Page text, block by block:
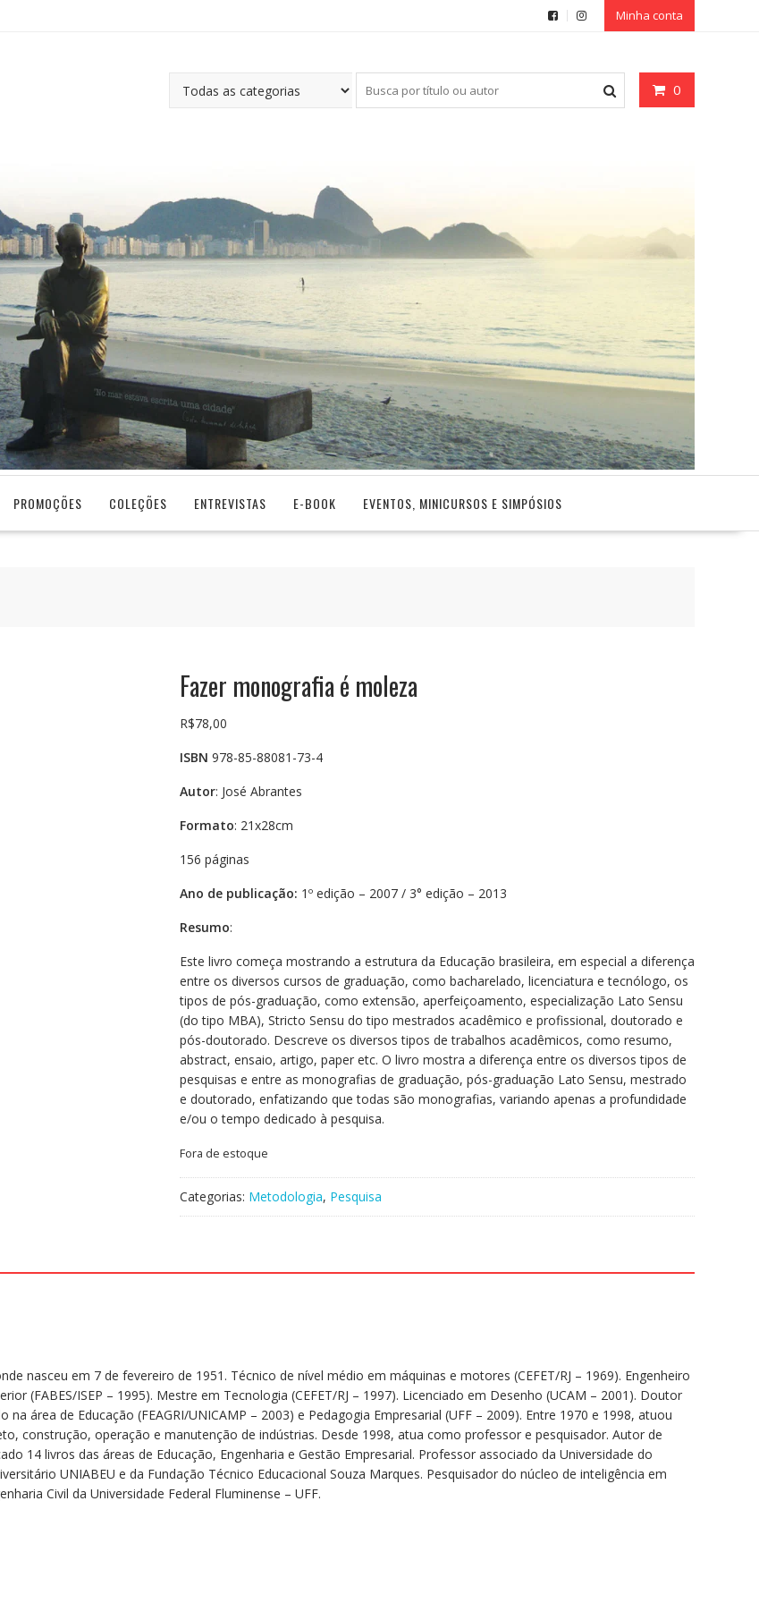
Minha conta
0
PROMOÇÕES COLEÇÕES ENTREVISTAS E-BOOK EVENTOS, MINICURSOS E SIMPÓSIOS
Fazer monografia é moleza
R$78,00
ISBN 978-85-88081-73-4
Autor: José Abrantes
Formato: 21x28cm
156 páginas
Ano de publicação: 1º edição – 2007 / 3° edição – 2013
Resumo:
Este livro começa mostrando a estrutura da Educação brasileira, em especial a diferença
entre os diversos cursos de graduação, como bacharelado, licenciatura e tecnólogo, os
tipos de pós-graduação, como extensão, aperfeiçoamento, especialização Lato Sensu
(do tipo MBA), Stricto Sensu do tipo mestrados acadêmico e profissional, doutorado e
pós-doutorado. Descreve os diversos tipos de trabalhos acadêmicos, como resumo,
abstract, ensaio, artigo, paper etc. O livro mostra a diferença entre os diversos tipos de
pesquisas e entre as monografias de graduação, pós-graduação Lato Sensu, mestrado
e doutorado, enfatizando que todas são monografias, variando apenas a profundidade
e/ou o tempo dedicado à pesquisa.
Fora de estoque
Categorias: Metodologia, Pesquisa
nasceu em 7 de fevereiro de 1951. Técnico de nível médio em máquinas e motores (CEFET/RJ – 1969). Engenheiro
(FABES/ISEP – 1995). Mestre em Tecnologia (CEFET/RJ – 1997). Licenciado em Desenho (UCAM – 2001). Doutor
área de Educação (FEAGRI/UNICAMP – 2003) e Pedagogia Empresarial (UFF – 2009). Entre 1970 e 1998, atuou
construção, operação e manutenção de indústrias. Desde 1998, atua como professor e pesquisador. Autor de
14 livros das áreas de Educação, Engenharia e Gestão Empresarial. Professor associado da Universidade do
UNIABEU e da Fundação Técnico Educacional Souza Marques. Pesquisador do núcleo de inteligência em
Civil da Universidade Federal Fluminense – UFF.